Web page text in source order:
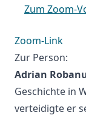
Zum Zoom-
Zoom-Link
Zur Person:
Adrian
Geschichte in
verteidigte er